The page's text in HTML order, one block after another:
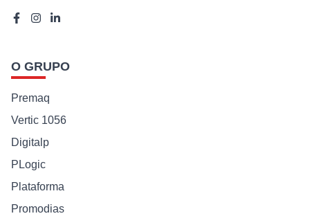
O GRUPO
Premaq
Vertic 1056
Digitalp
PLogic
Plataforma
Promodias